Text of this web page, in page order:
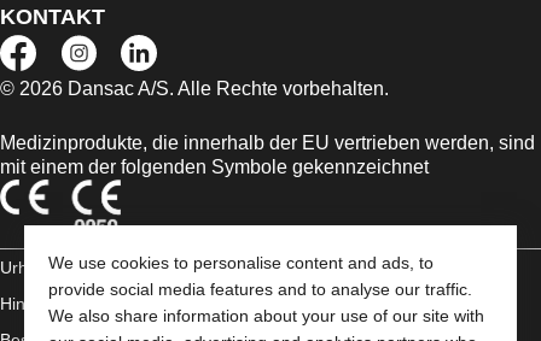
We use cookies to personalise content and ads, to
provide social media features and to analyse our traffic.
We also share information about your use of our site with
KONTAKT
© 2026 Dansac A/S. Alle Rechte vorbehalten.
Medizinprodukte, die innerhalb der EU vertrieben werden, sind
mit einem der folgenden Symbole gekennzeichnet
Urheberrechts-
Hinweis/Nutzungsbedingungen
Datenschutz-